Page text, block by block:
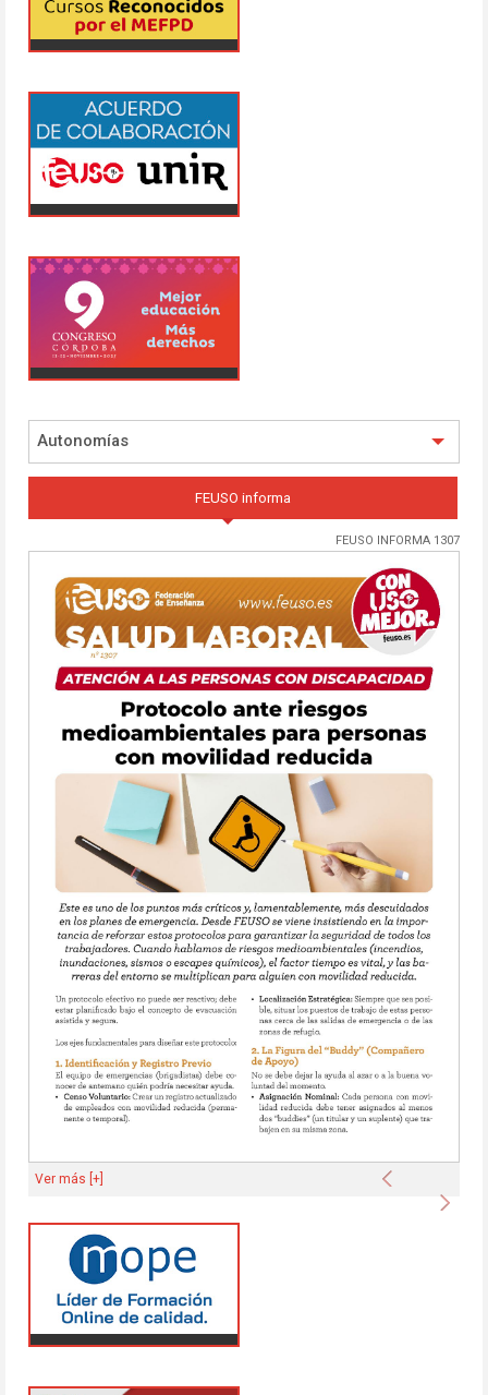
Autonomías
FEUSO informa
FEUSO INFORMA 1307
Anterior
Ver más [+]